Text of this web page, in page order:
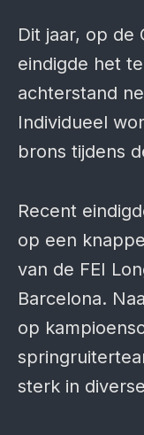
Dit jaar, op de
eindigde het
achterstand
Individueel
brons tijdens
Recent
op een
van de FEI
Barcelona.
op
sterk in